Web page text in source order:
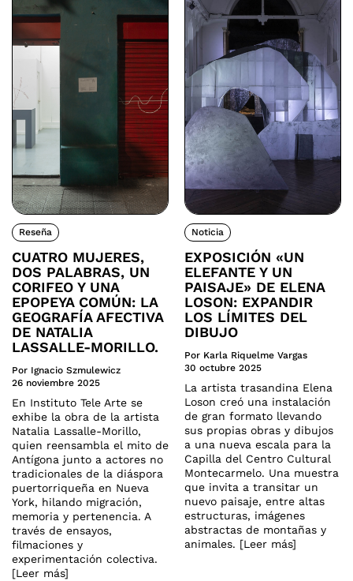
Reseña
CUATRO MUJERES,
DOS PALABRAS, UN
CORIFEO Y UNA
EPOPEYA COMÚN: LA
GEOGRAFÍA AFECTIVA
DE NATALIA
LASSALLE-MORILLO.
Por Ignacio Szmulewicz
26 noviembre 2025
En Instituto Tele Arte se
exhibe la obra de la artista
Natalia Lassalle-Morillo,
quien reensambla el mito de
Antígona junto a actores no
tradicionales de la diáspora
puertorriqueña en Nueva
York, hilando migración,
memoria y pertenencia. A
través de ensayos,
filmaciones y
experimentación colectiva.
[Leer más]
Noticia
EXPOSICIÓN «UN
ELEFANTE Y UN
PAISAJE» DE ELENA
LOSON: EXPANDIR
LOS LÍMITES DEL
DIBUJO
Por Karla Riquelme Vargas
30 octubre 2025
La artista trasandina Elena
Loson creó una instalación
de gran formato llevando
sus propias obras y dibujos
a una nueva escala para la
Capilla del Centro Cultural
Montecarmelo. Una muestra
que invita a transitar un
nuevo paisaje, entre altas
estructuras, imágenes
abstractas de montañas y
animales. [Leer más]